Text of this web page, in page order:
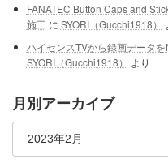
FANATEC Button Caps and
施工 に SYORI（Gucchi1918）
ハイセンスTVから録画データ
SYORI（Gucchi1918）
より
月別アーカイブ